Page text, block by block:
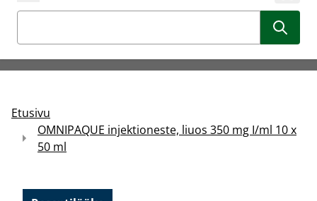
Etusivu
OMNIPAQUE injektioneste, liuos 350 mg I/ml 10 x
50 ml